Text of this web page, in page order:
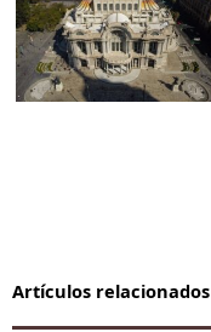
Artículos relacionados